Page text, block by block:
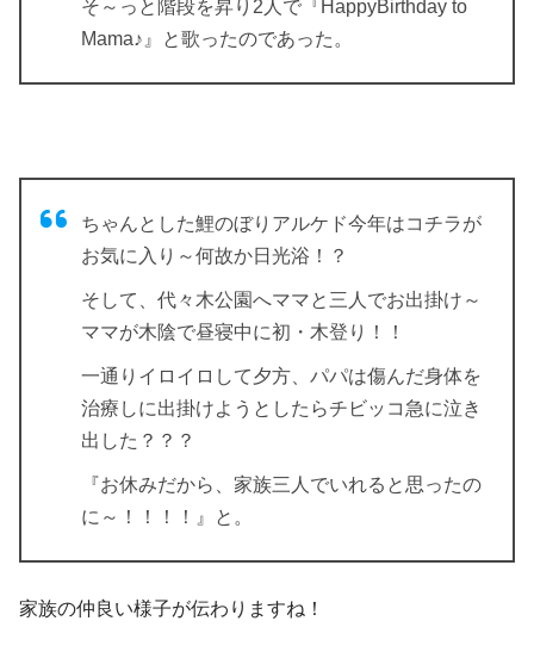
そ～っと階段を昇り2人で『HappyBirthday to
Mama♪』と歌ったのであった。
ちゃんとした鯉のぼりアルケド今年はコチラが
お気に入り～何故か日光浴！？
そして、代々木公園へママと三人でお出掛け～
ママが木陰で昼寝中に初・木登り！！
一通りイロイロして夕方、パパは傷んだ身体を
治療しに出掛けようとしたらチビッコ急に泣き
出した？？？
『お休みだから、家族三人でいれると思ったの
に～！！！！』と。
家族の仲良い様子が伝わりますね！